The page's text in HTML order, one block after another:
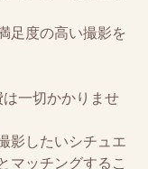
足度の高い撮影を
一切かかりませ
影したいシチュエ
マッチングするこ